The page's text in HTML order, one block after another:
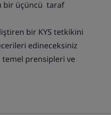
bir üçüncü taraf
bir KYS tetkikini
edineceksiniz
temel prensipleri ve